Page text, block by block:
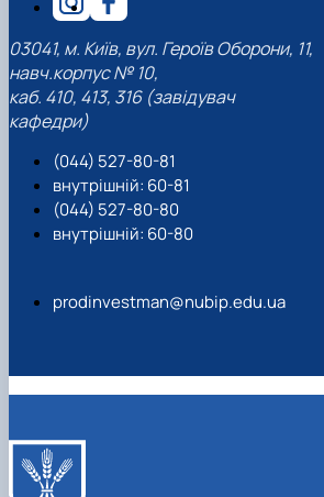
03041, м. Київ, вул. Героїв Оборони, 11,
навч.корпус № 10,
каб. 410, 413, 316 (завідувач
кафедри)
(044) 527-80-81
внутрішній: 60-81
(044) 527-80-80
внутрішній: 60-80
prodinvestman@nubip.edu.ua